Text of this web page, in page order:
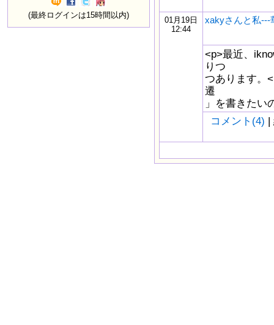
(最終ログインは15時間以内)
01月19日
12:44
xakyさんと私---
<p>最近、
りつ
つあります。
遷
」を書きたい
コメント(4) |